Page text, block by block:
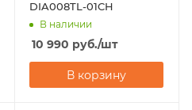
DIA008TL-01CH
В наличии
10 990 руб./шт
В корзину